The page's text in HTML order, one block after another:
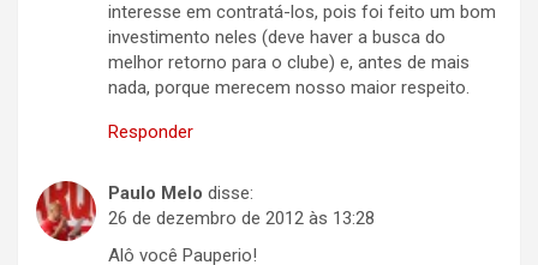
interesse em contratá-los, pois foi feito um bom
investimento neles (deve haver a busca do
melhor retorno para o clube) e, antes de mais
nada, porque merecem nosso maior respeito.
Responder
Paulo Melo disse:
26 de dezembro de 2012 às 13:28
Alô você Pauperio!